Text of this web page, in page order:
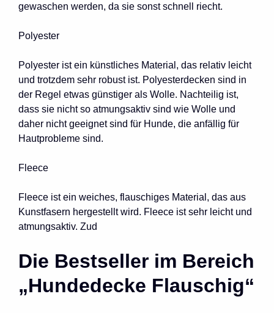
gewaschen werden, da sie sonst schnell riecht.
Polyester
Polyester ist ein künstliches Material, das relativ leicht
und trotzdem sehr robust ist. Polyesterdecken sind in
der Regel etwas günstiger als Wolle. Nachteilig ist,
dass sie nicht so atmungsaktiv sind wie Wolle und
daher nicht geeignet sind für Hunde, die anfällig für
Hautprobleme sind.
Fleece
Fleece ist ein weiches, flauschiges Material, das aus
Kunstfasern hergestellt wird. Fleece ist sehr leicht und
atmungsaktiv. Zud
Die Bestseller im Bereich
„Hundedecke Flauschig“